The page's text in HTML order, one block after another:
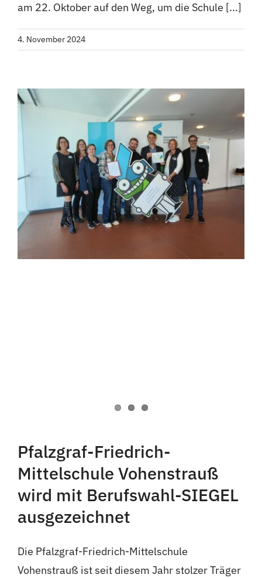
am 22. Oktober auf den Weg, um die Schule [...]
4. November 2024
Pfalzgraf-Friedrich-
Mittelschule Vohenstrauß
wird mit Berufswahl-SIEGEL
ausgezeichnet
Die Pfalzgraf-Friedrich-Mittelschule
Vohenstrauß ist seit diesem Jahr stolzer Träger